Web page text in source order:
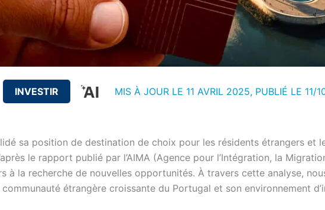
INVESTIR MIS À JOUR LE 11 AVRIL 2025, PUBLIÉ LE 11/
sa position de destination de choix pour les résidents étrangers et
le rapport publié par l’AIMA (Agence pour l’Intégration, la
à la recherche de nouvelles opportunités. À travers cette analyse,
étrangère croissante du Portugal et son environnement